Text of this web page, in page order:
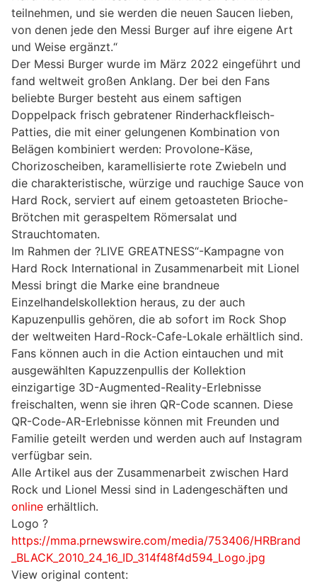
teilnehmen, und sie werden die neuen Saucen lieben,
von denen jede den Messi Burger auf ihre eigene Art
und Weise ergänzt.“
Der Messi Burger wurde im März 2022 eingeführt und
fand weltweit großen Anklang. Der bei den Fans
beliebte Burger besteht aus einem saftigen
Doppelpack frisch gebratener Rinderhackfleisch-
Patties, die mit einer gelungenen Kombination von
Belägen kombiniert werden: Provolone-Käse,
Chorizoscheiben, karamellisierte rote Zwiebeln und
die charakteristische, würzige und rauchige Sauce von
Hard Rock, serviert auf einem getoasteten Brioche-
Brötchen mit geraspeltem Römersalat und
Strauchtomaten.
Im Rahmen der ?LIVE GREATNESS“-Kampagne von
Hard Rock International in Zusammenarbeit mit Lionel
Messi bringt die Marke eine brandneue
Einzelhandelskollektion heraus, zu der auch
Kapuzenpullis gehören, die ab sofort im Rock Shop
der weltweiten Hard-Rock-Cafe-Lokale erhältlich sind.
Fans können auch in die Action eintauchen und mit
ausgewählten Kapuzzenpullis der Kollektion
einzigartige 3D-Augmented-Reality-Erlebnisse
freischalten, wenn sie ihren QR-Code scannen. Diese
QR-Code-AR-Erlebnisse können mit Freunden und
Familie geteilt werden und werden auch auf Instagram
verfügbar sein.
Alle Artikel aus der Zusammenarbeit zwischen Hard
Rock und Lionel Messi sind in Ladengeschäften und
online erhältlich.
Logo ?
https://mma.prnewswire.com/media/753406/HRBrand
_BLACK_2010_24_16_ID_314f48f4d594_Logo.jpg
View original content: